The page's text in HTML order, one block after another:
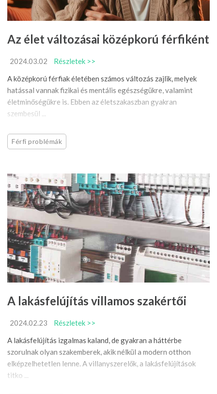
Az élet változásai középkorú férfiként
2024.03.02
Részletek >>
A középkorú férfiak életében számos változás zajlik, melyek
hatással vannak fizikai és mentális egészségükre, valamint
életminőségükre is. Ebben az életszakaszban gyakran
szembesül ...
Férfi problémák
A lakásfelújítás villamos szakértői
2024.02.23
Részletek >>
A lakásfelújítás izgalmas kaland, de gyakran a háttérbe
szorulnak olyan szakemberek, akik nélkül a modern otthon
elképzelhetetlen lenne. A villanyszerelők, a lakásfelújítások
titko ...